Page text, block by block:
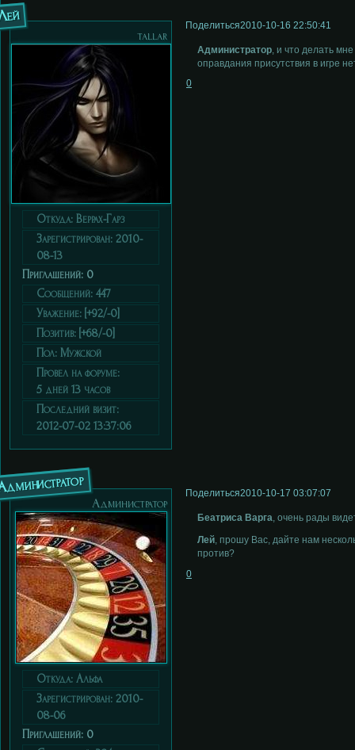
Поделиться2010-10-16 22:50:41
tallar
Откуда: Веррах-Гарз
Зарегистрирован: 2010-
08-13
Приглашений: 0
Сообщений: 447
Уважение: [+92/-0]
Позитив: [+68/-0]
Пол: Мужской
Провел на форуме:
5 дней 13 часов
Последний визит:
2012-07-02 13:37:06
Администратор, и что делать
оправдания присутствия в игре
0
Поделиться2010-10-17 03:07:07
Администратор
Откуда: Альфа
Зарегистрирован: 2010-
08-06
Приглашений: 0
Беатриса Варга , очень рады
Лей, прошу Вас, дайте нам
против?
0